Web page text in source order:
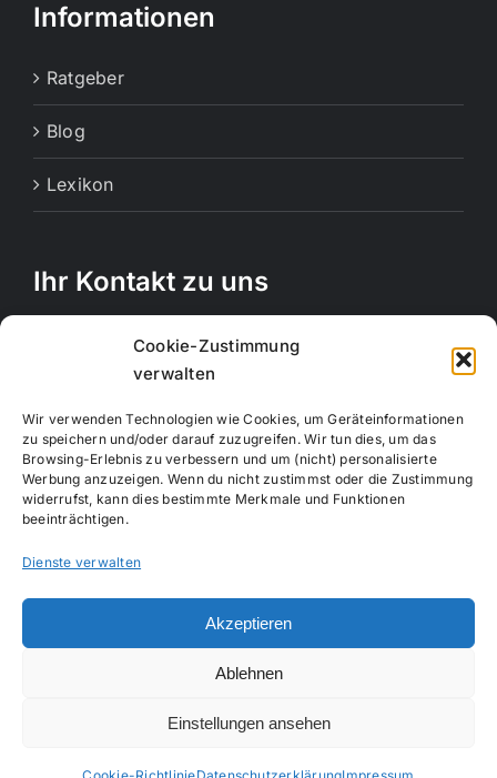
Cookie-Zustimmung
verwalten
Wir verwenden Technologien wie Cookies, um Geräteinformationen
zu speichern und/oder darauf zuzugreifen. Wir tun dies, um das
Browsing-Erlebnis zu verbessern und um (nicht) personalisierte
Werbung anzuzeigen. Wenn du nicht zustimmst oder die Zustimmung
widerrufst, kann dies bestimmte Merkmale und Funktionen
beeinträchtigen.
Dienste verwalten
Akzeptieren
Ablehnen
Einstellungen ansehen
Informationen
Ratgeber
Blog
Lexikon
Ihr Kontakt zu uns
Rechbergstraße 11
73770 Denkendorf
Handy:017663847664
E-Mail:info@creativemotion-online.de
Webseite:www.creativemotion-online.de
Impressum